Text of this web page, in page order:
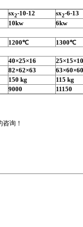
sx2-10-12 sx2-6-13
10kw
6kw
1200℃
1300℃
40×25×16
25×15×10
82×62×63
63×60×60
150 kg
115 kg
9000 11150
询！